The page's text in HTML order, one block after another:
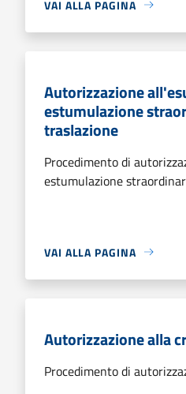
VAI ALLA PAGINA
Autorizzazione
estumulazione
traslazione
Procedimento di
estumulazione
VAI ALLA PAGINA
Autorizzazione alla
Procedimento di